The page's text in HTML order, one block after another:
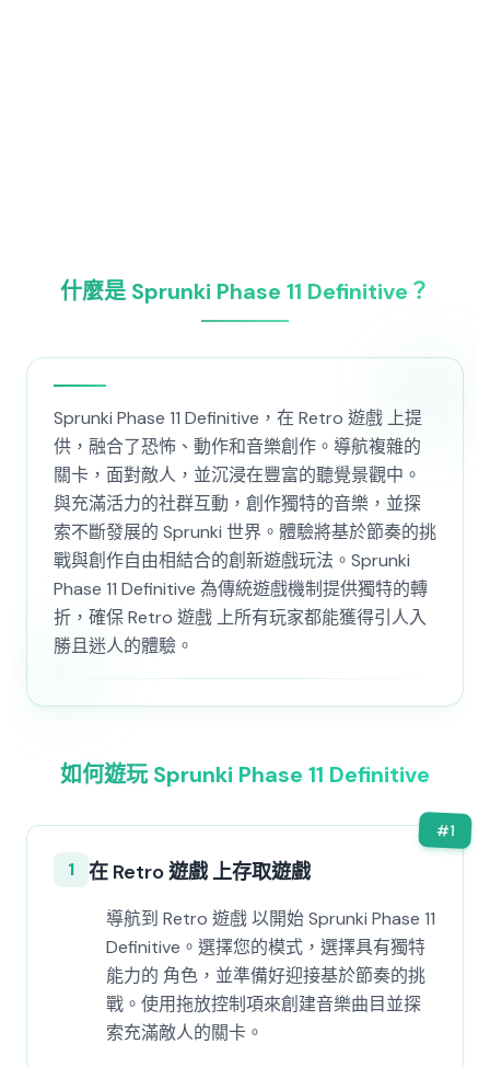
什麼是 Sprunki Phase 11 Definitive？
Sprunki Phase 11 Definitive，在 Retro 遊戲 上提
供，融合了恐怖、動作和音樂創作。導航複雜的
關卡，面對敵人，並沉浸在豐富的聽覺景觀中。
與充滿活力的社群互動，創作獨特的音樂，並探
索不斷發展的 Sprunki 世界。體驗將基於節奏的挑
戰與創作自由相結合的創新遊戲玩法。Sprunki
Phase 11 Definitive 為傳統遊戲機制提供獨特的轉
折，確保 Retro 遊戲 上所有玩家都能獲得引人入
勝且迷人的體驗。
如何遊玩 Sprunki Phase 11 Definitive
#1
1 在 Retro 遊戲 上存取遊戲
導航到 Retro 遊戲 以開始 Sprunki Phase 11
Definitive。選擇您的模式，選擇具有獨特
能力的 角色，並準備好迎接基於節奏的挑
戰。使用拖放控制項來創建音樂曲目並探
索充滿敵人的關卡。